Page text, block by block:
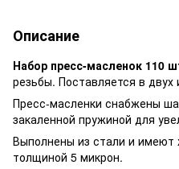
Описание
Набор пресс-масленок 110
резьбы. Поставляется в двух
Пресс-масленки снабжены
закаленной пружиной для
Выполнены из стали и имеют
толщиной 5 микрон.